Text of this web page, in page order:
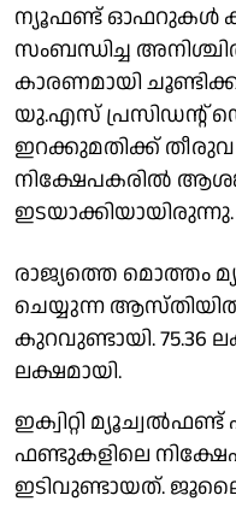
ന്യൂഫണ്ട് ഓഫറുകള്‍
സംബന്ധിച്ച
കാരണമായി
യു.എസ് പ്രസിഡന്റ്
ഇറക്കുമതിക്ക് തീരുവ
നിക്ഷേപകരില്‍
ഇടയാക്കിയായിരുന്നു.
രാജ്യത്തെ മൊത്തം
ചെയ്യുന്ന ആസ്തിയില്‍
കുറവുണ്ടായി. 75.36
ലക്ഷമായി.
ഇക്വിറ്റി
ഫണ്ടുകളിലെ
ഇടിവുണ്ടായത്.